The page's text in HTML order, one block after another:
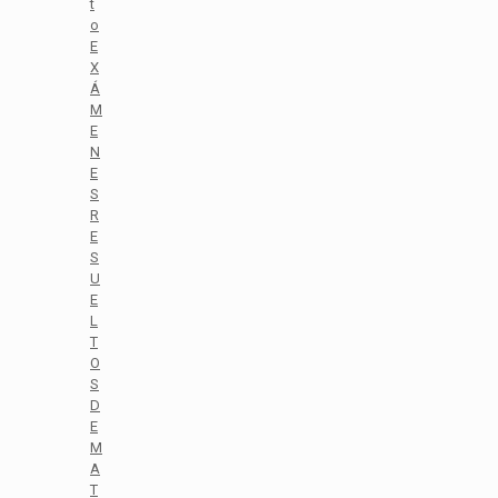
t
o
E
X
Á
M
E
N
E
S
R
E
S
U
E
L
T
O
S
D
E
M
A
T